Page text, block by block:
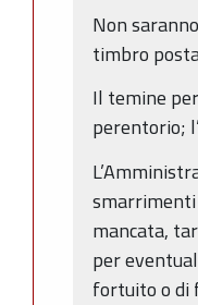
Non
timbro
Il temine
perentorio;
smarrimenti
mancata,
per
fortuito o di